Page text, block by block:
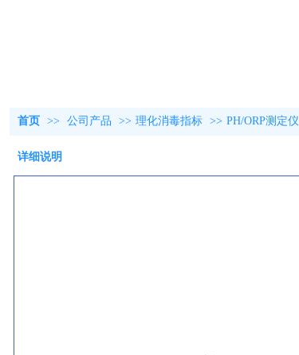
首页 >> 公司产品 >> 理化消毒指标 >> PH/ORP测定仪
详细说明